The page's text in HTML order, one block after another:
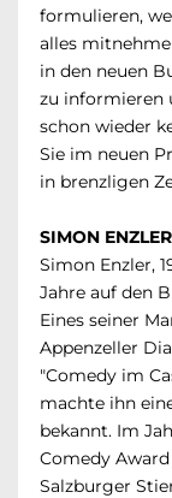
formulieren,
alles
in den neuen
zu informieren
schon wieder
Sie im neuen
in brenzligen
SIMON ENZLER
Simon Enzler,
Jahre auf den
Eines seiner
Appenzeller
"Comedy im
machte ihn
bekannt. Im
Comedy
Salzburger